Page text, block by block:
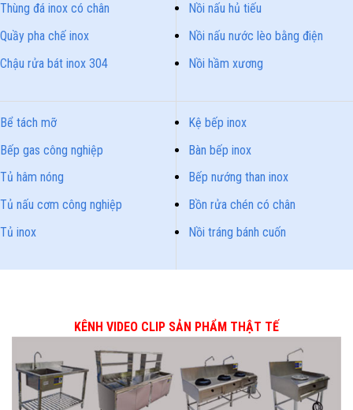
Thùng đá inox có chân
Quầy pha chế inox
Chậu rửa bát inox 304
Nồi nấu hủ tiếu
Nồi nấu nước lèo bằng điện
Nồi hầm xương
Bể tách mỡ
Bếp gas công nghiệp
Tủ hâm nóng
Tủ nấu cơm công nghiệp
Tủ inox
Kệ bếp inox
Bàn bếp inox
Bếp nướng than inox
Bồn rửa chén có chân
Nồi tráng bánh cuốn
KÊNH VIDEO CLIP SẢN PHẨM THẬT TẾ